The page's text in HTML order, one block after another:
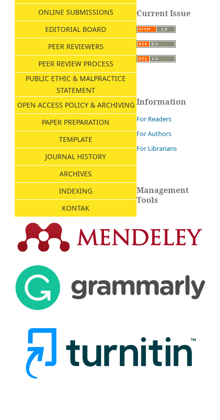
ONLINE SUBMISSIONS
EDITORIAL BOARD
PEER REVIEWERS
PEER REVIEW PROCESS
PUBLIC ETHIC & MALPRACTICE
STATEMENT
OPEN ACCESS POLICY & ARCHIVING
PAPER PREPARATION
TEMPLATE
JOURNAL HISTORY
ARCHIVES
INDEXING
KONTAK
Current Issue
Information
For Readers
For Authors
For Librarians
Management
Tools